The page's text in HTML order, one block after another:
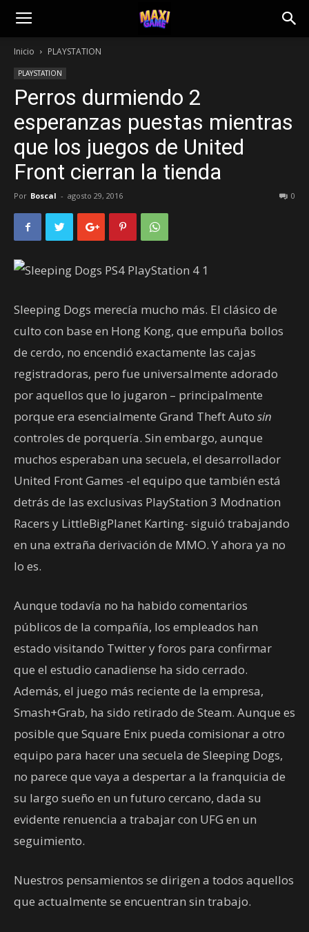
Inicio PLAYSTATION
PLAYSTATION
Perros durmiendo 2
esperanzas puestas mientras
que los juegos de United
Front cierran la tienda
Por Boscal - agosto 29, 2016 0
Sleeping Dogs merecía mucho más. El clásico de
culto con base en Hong Kong, que empuña bollos
de cerdo, no encendió exactamente las cajas
registradoras, pero fue universalmente adorado
por aquellos que lo jugaron – principalmente
porque era esencialmente Grand Theft Auto sin
controles de porquería. Sin embargo, aunque
muchos esperaban una secuela, el desarrollador
United Front Games -el equipo que también está
detrás de las exclusivas PlayStation 3 Modnation
Racers y LittleBigPlanet Karting- siguió trabajando
en una extraña derivación de MMO. Y ahora ya no
lo es.
Aunque todavía no ha habido comentarios
públicos de la compañía, los empleados han
estado visitando Twitter y foros para confirmar
que el estudio canadiense ha sido cerrado.
Además, el juego más reciente de la empresa,
Smash+Grab, ha sido retirado de Steam. Aunque es
posible que Square Enix pueda comisionar a otro
equipo para hacer una secuela de Sleeping Dogs,
no parece que vaya a despertar a la franquicia de
su largo sueño en un futuro cercano, dada su
evidente renuencia a trabajar con UFG en un
seguimiento.
Nuestros pensamientos se dirigen a todos aquellos
que actualmente se encuentran sin trabajo.